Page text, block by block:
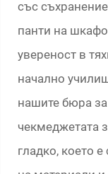
със
панти на
увереност в
начално
нашите бюра за
чекмеджетата
гладко, което